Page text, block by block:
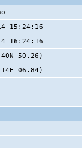
15:24:16
16:24:16
50.26)
06.84)